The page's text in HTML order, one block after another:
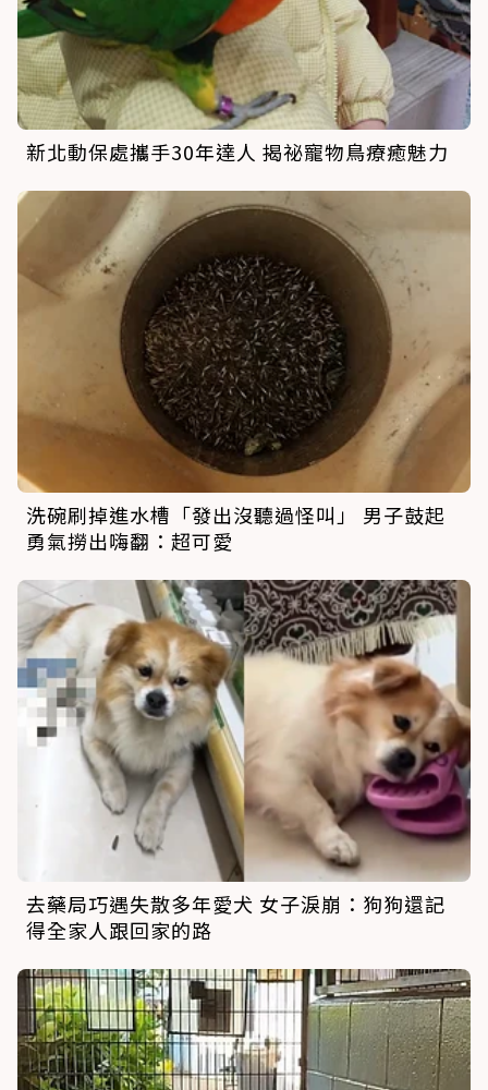
新北動保處攜手30年達人 揭祕寵物鳥療癒魅力
洗碗刷掉進水槽「發出沒聽過怪叫」 男子鼓起
勇氣撈出嗨翻：超可愛
去藥局巧遇失散多年愛犬 女子淚崩：狗狗還記
得全家人跟回家的路